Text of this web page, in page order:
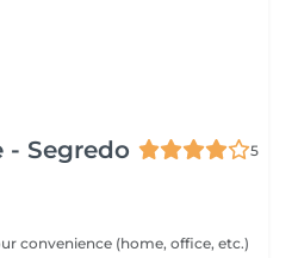
- Segredo
5
convenience (home, office, etc.)